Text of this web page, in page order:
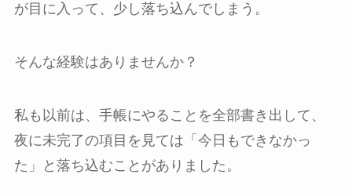
が目に入って、少し落ち込んでしまう。
そんな経験はありませんか？
私も以前は、手帳にやることを全部書き出して、
夜に未完了の項目を見ては「今日もできなかっ
た」と落ち込むことがありました。